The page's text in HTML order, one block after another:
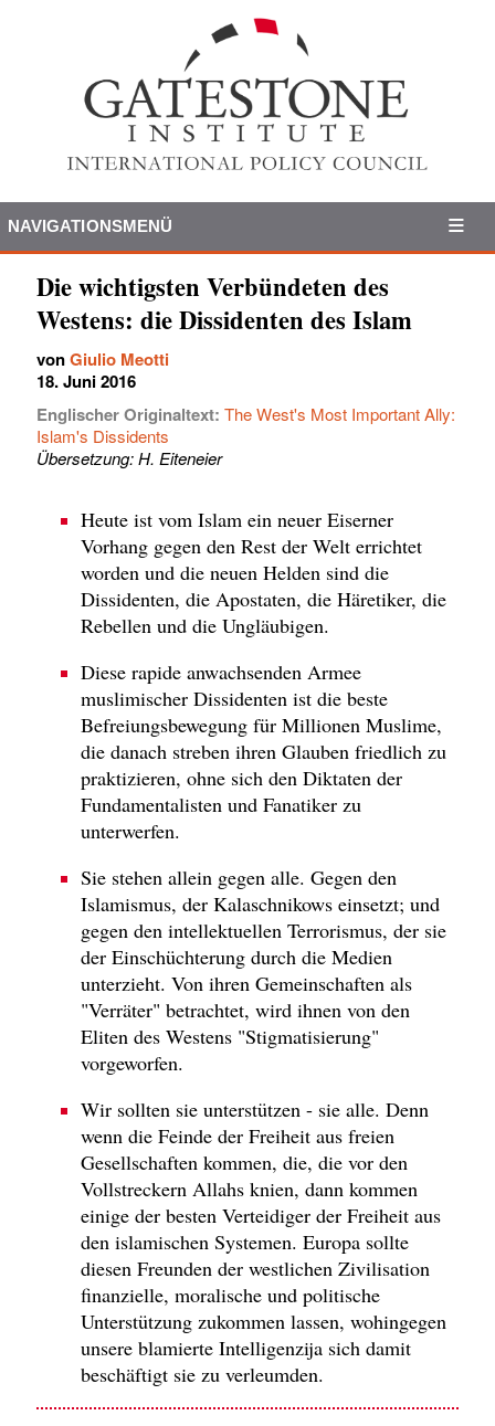
NAVIGATIONSMENÜ
Die wichtigsten Verbündeten des
Westens: die Dissidenten des Islam
vonGiulio Meotti
18. Juni 2016
Englischer Originaltext: The West's Most Important Ally:
Islam's Dissidents
Übersetzung: H. Eiteneier
Heute ist vom Islam ein neuer Eiserner
Vorhang gegen den Rest der Welt errichtet
worden und die neuen Helden sind die
Dissidenten, die Apostaten, die Häretiker, die
Rebellen und die Ungläubigen.
Diese rapide anwachsenden Armee
muslimischer Dissidenten ist die beste
Befreiungsbewegung für Millionen Muslime,
die danach streben ihren Glauben friedlich zu
praktizieren, ohne sich den Diktaten der
Fundamentalisten und Fanatiker zu
unterwerfen.
Sie stehen allein gegen alle. Gegen den
Islamismus, der Kalaschnikows einsetzt; und
gegen den intellektuellen Terrorismus, der sie
der Einschüchterung durch die Medien
unterzieht. Von ihren Gemeinschaften als
"Verräter" betrachtet, wird ihnen von den
Eliten des Westens "Stigmatisierung"
vorgeworfen.
Wir sollten sie unterstützen - sie alle. Denn
wenn die Feinde der Freiheit aus freien
Gesellschaften kommen, die, die vor den
Vollstreckern Allahs knien, dann kommen
einige der besten Verteidiger der Freiheit aus
den islamischen Systemen. Europa sollte
diesen Freunden der westlichen Zivilisation
finanzielle, moralische und politische
Unterstützung zukommen lassen, wohingegen
unsere blamierte Intelligenzija sich damit
beschäftigt sie zu verleumden.